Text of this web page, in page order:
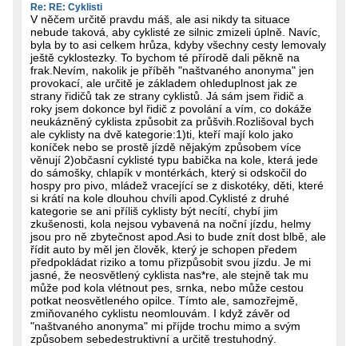
Re: RE: Cyklisti
V něčem určitě pravdu máš, ale asi nikdy ta situace
nebude taková, aby cyklisté ze silnic zmizeli úplně. Navíc,
byla by to asi celkem hrůza, kdyby všechny cesty lemovaly
ještě cyklostezky. To bychom té přírodě dali pěkně na
frak.Nevím, nakolik je příběh "naštvaného anonyma" jen
provokací, ale určitě je základem ohleduplnost jak ze
strany řidičů tak ze strany cyklistů. Já sám jsem řidič a
roky jsem dokonce byl řidič z povolání a vím, co dokáže
neukázněný cyklista způsobit za průšvih.Rozlišoval bych
ale cyklisty na dvě kategorie:1)ti, kteří mají kolo jako
koníček nebo se prostě jízdě nějakým způsobem více
věnují 2)občasní cyklisté typu babička na kole, která jede
do sámošky, chlapík v montérkách, který si odskočil do
hospy pro pivo, mládež vracející se z diskotéky, děti, které
si krátí na kole dlouhou chvíli apod.Cyklisté z druhé
kategorie se ani příliš cyklisty být necítí, chybí jim
zkušenosti, kola nejsou vybavená na noční jízdu, helmy
jsou pro ně zbytečnost apod.Asi to bude znít dost blbě, ale
řídit auto by měl jen člověk, který je schopen předem
předpokládat riziko a tomu přizpůsobit svou jízdu. Je mi
jasné, že neosvětlený cyklista nas*re, ale stejně tak mu
může pod kola vlétnout pes, srnka, nebo může cestou
potkat neosvětleného opilce. Tímto ale, samozřejmě,
zmiňovaného cyklistu neomlouvám. I když závěr od
"naštvaného anonyma" mi příjde trochu mimo a svým
způsobem sebedestruktivní a určitě trestuhodný.